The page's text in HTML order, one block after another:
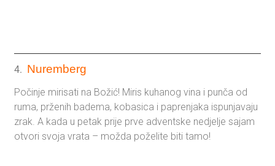
4. Nuremberg
Počinje mirisati na Božić! Miris kuhanog vina i punča od
ruma, prženih badema, kobasica i paprenjaka ispunjavaju
zrak. A kada u petak prije prve adventske nedjelje sajam
otvori svoja vrata – možda poželite biti tamo!